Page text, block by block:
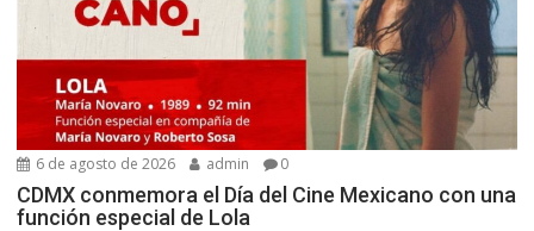
6 de agosto de 2026 admin 0
CDMX conmemora el Día del Cine Mexicano con una
función especial de Lola